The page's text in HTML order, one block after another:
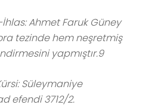
İhlas: Ahmet Faruk Güney
tezinde hem neşretmiş
yapmıştır.9
Süleymaniye
efendi 3712/2.